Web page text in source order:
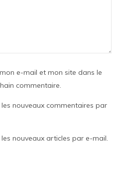
e-mail et mon site dans le
commentaire.
nouveaux commentaires par
nouveaux articles par e-mail.